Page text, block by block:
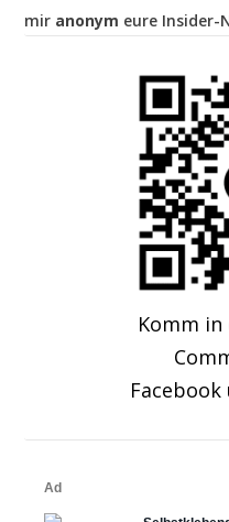
mir anonym eure Insider-
Komm